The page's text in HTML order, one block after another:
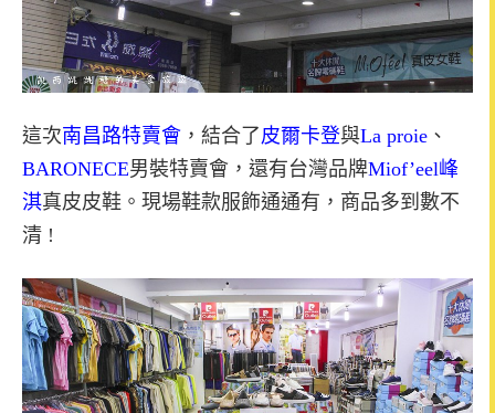
這次南昌路特賣會 ，結合了皮爾卡登與La proie 、
BARONECE男裝特賣會，還有台灣品牌Miof’eel峰
淇真皮皮鞋。現場鞋款服飾通通有，商品多到數不
清 !